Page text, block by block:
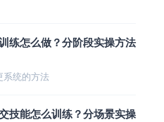
练怎么做？分阶段实操方法
系统的方法
技能怎么训练？分场景实操